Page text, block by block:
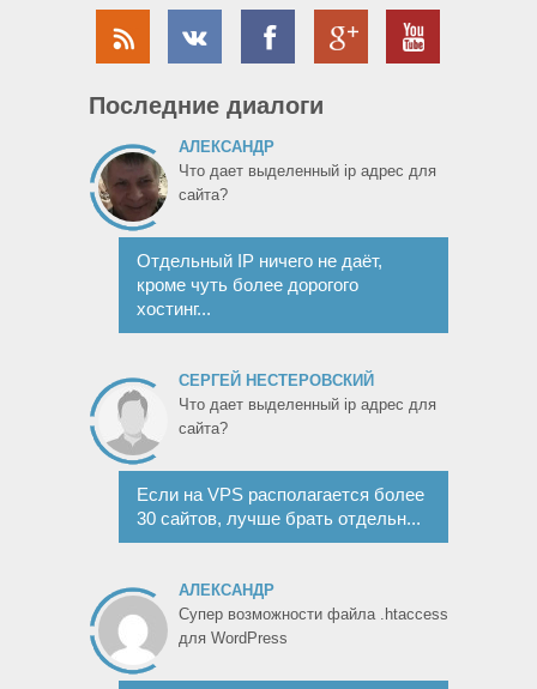
Последние диалоги
АЛЕКСАНДР
Что дает выделенный ip адрес для
сайта?
Отдельный IP ничего не даёт,
кроме чуть более дорогого
хостинг...
СЕРГЕЙ НЕСТЕРОВСКИЙ
Что дает выделенный ip адрес для
сайта?
Если на VPS располагается более
30 сайтов, лучше брать отдельн...
АЛЕКСАНДР
Супер возможности файла .htaccess
для WordPress